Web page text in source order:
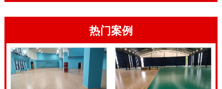
热门案例